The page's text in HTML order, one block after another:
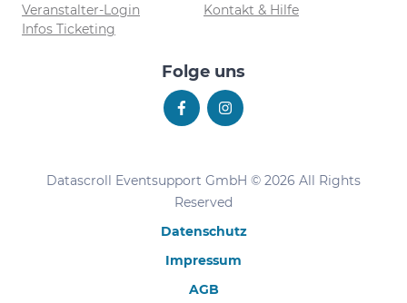
Veranstalter-Login
Infos Ticketing
Kontakt & Hilfe
Folge uns
Datascroll Eventsupport GmbH © 2026 All Rights
Reserved
Datenschutz
Impressum
AGB